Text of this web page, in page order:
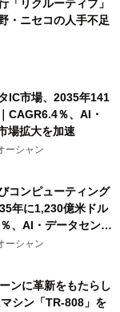
「リクルーティブ」
・ニセコの人手不足
IC市場、2035年141
CAGR6.4％、AI・
場拡大を加速
ーシャン
コンピューティング
年に1,230億米ドル
、AI・データセンタ
引
ーシャン
ンに革新をもたらし
シン「TR-808」を